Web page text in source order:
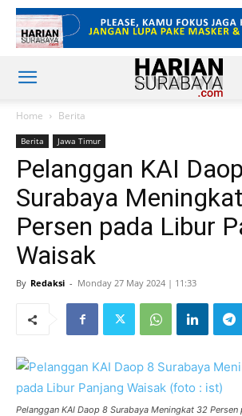
Home Berita
Berita Jawa Timur
Pelanggan KAI
Surabaya
Persen pada Libur
Waisak
By Redaksi - Monday 27 May 2024 | 11:33
Pelanggan KAI Daop 8 Surabaya Meningkat 32 Persen